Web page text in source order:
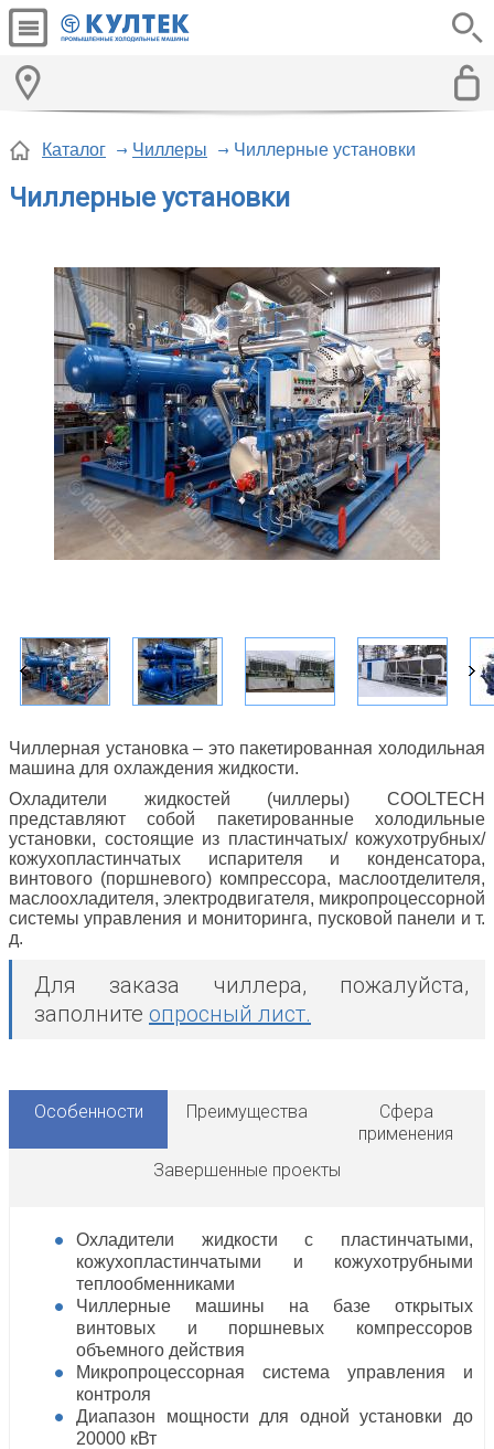
Каталог Чиллеры Чиллерные установки
Чиллерные установки
Чиллерная установка – это пакетированная холодильная
машина для охлаждения жидкости.
Охладители жидкостей (чиллеры) COOLTECH
представляют собой пакетированные холодильные
установки, состоящие из пластинчатых/ кожухотрубных/
кожухопластинчатых испарителя и конденсатора,
винтового (поршневого) компрессора, маслоотделителя,
маслоохладителя, электродвигателя, микропроцессорной
системы управления и мониторинга, пусковой панели и т.
д.
Для заказа чиллера, пожалуйста,
заполните опросный лист.
Особенности Преимущества
Сфера
применения
Завершенные проекты
Охладители жидкости с пластинчатыми,
кожухопластинчатыми и кожухотрубными
теплообменниками
Чиллерные машины на базе открытых
винтовых и поршневых компрессоров
объемного действия
Микропроцессорная система управления и
контроля
Диапазон мощности для одной установки до
20000 кВт